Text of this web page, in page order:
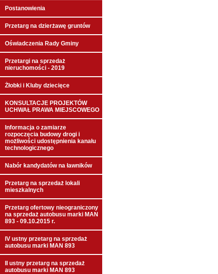
Postanowienia
Przetarg na dzierżawę gruntów
Oświadczenia Rady Gminy
Przetargi na sprzedaż
nieruchomości - 2019
Żłobki i Kluby dziecięce
KONSULTACJE PROJEKTÓW
UCHWAŁ PRAWA MIEJSCOWEGO
Informacja o zamiarze
rozpoczęcia budowy drogi i
możliwości udostępnienia kanału
technologicznego
Nabór kandydatów na ławników
Przetarg na sprzedaż lokali
mieszkalnych
Przetarg ofertowy nieograniczony
na sprzedaż autobusu marki MAN
893 - 09.10.2015 r.
IV ustny przetarg na sprzedaż
autobusu marki MAN 893
II ustny przetarg na sprzedaż
autobusu marki MAN 893